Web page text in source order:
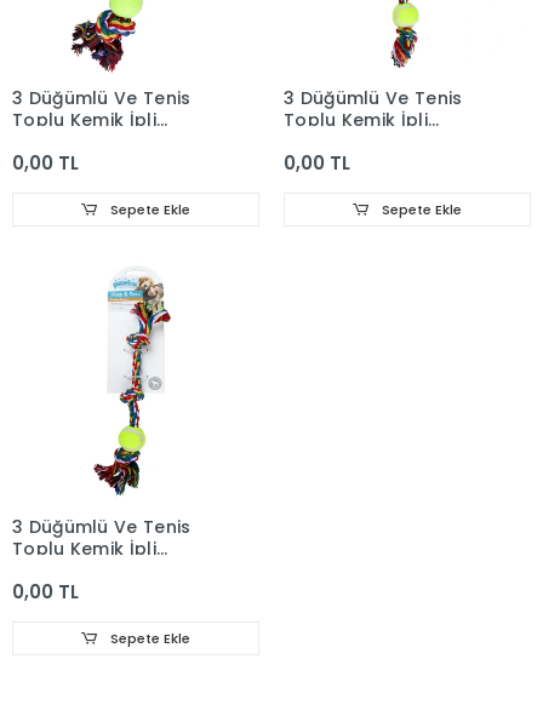
3 Düğümlü Ve Tenis
Toplu Kemik İpli
0,00 TL
Sepete Ekle
3 Düğümlü Ve Tenis
Toplu Kemik İpli
0,00 TL
Sepete Ekle
3 Düğümlü Ve Tenis
Toplu Kemik İpli
0,00 TL
Sepete Ekle